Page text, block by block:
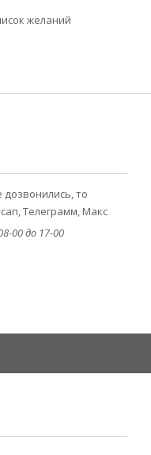
желаний
дозвонились, то
Телеграмм, Макс
00 до 17-00